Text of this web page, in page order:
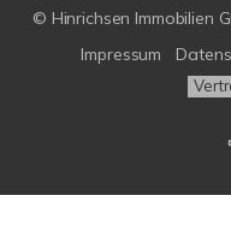
© Hinrichsen Immobilien
Impressum